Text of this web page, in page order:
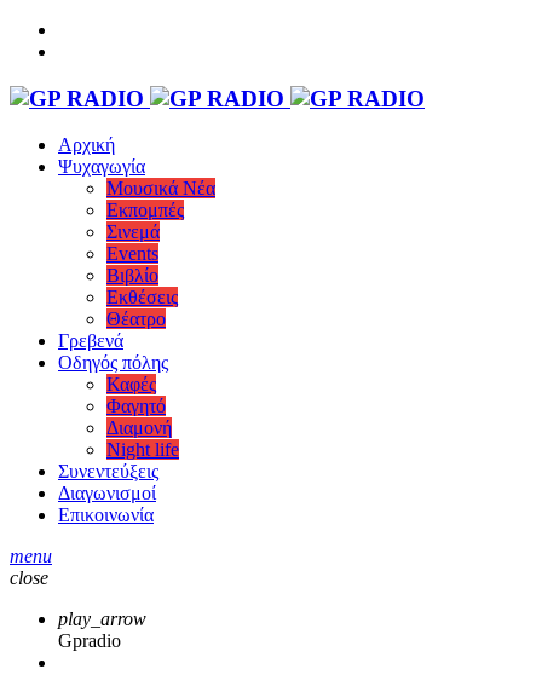
Αρχική
Ψυχαγωγία
Μουσικά Νέα
Εκπομπές
Σινεμά
Events
Βιβλίο
Εκθέσεις
Θέατρο
Γρεβενά
Οδηγός πόλης
Καφές
Φαγητό
Διαμονή
Night life
Συνεντεύξεις
Διαγωνισμοί
Επικοινωνία
menu
close
play_arrow
Gpradio